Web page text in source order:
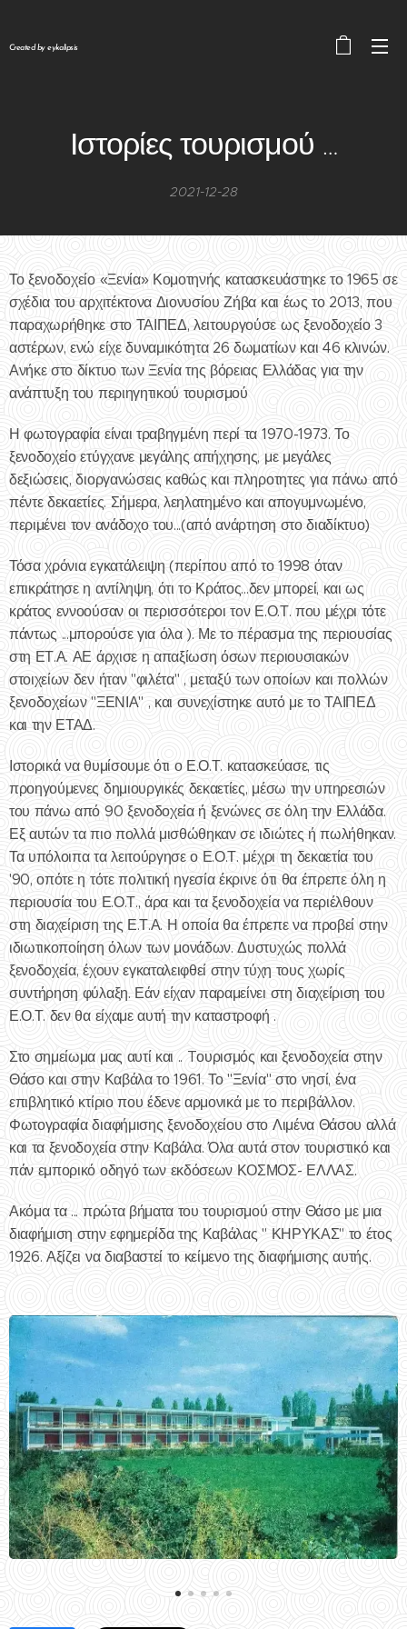
Created by eykalipsis
Ιστορίες τουρισμού …
2021-12-28
Το ξενοδοχείο «Ξενία» Κομοτηνής κατασκευάστηκε το 1965 σε
σχέδια του αρχιτέκτονα Διονυσίου Ζήβα και έως το 2013, που
παραχωρήθηκε στο ΤΑΙΠΕΔ, λειτουργούσε ως ξενοδοχείο 3
αστέρων, ενώ είχε δυναμικότητα 26 δωματίων και 46 κλινών.
Ανήκε στο δίκτυο των Ξενία της βόρειας Ελλάδας για την
ανάπτυξη του περιηγητικού τουρισμού
Η φωτογραφία είναι τραβηγμένη περί τα 1970-1973. Το
ξενοδοχείο ετύγχανε μεγάλης απήχησης, με μεγάλες
δεξιώσεις, διοργανώσεις καθώς και πληροτητες για πάνω από
πέντε δεκαετίες. Σήμερα, λεηλατημένο και απογυμνωμένο,
περιμένει τον ανάδοχο του...(από ανάρτηση στο διαδίκτυο)
Τόσα χρόνια εγκατάλειψη (περίπου από το 1998 όταν
επικράτησε η αντίληψη, ότι το Κράτος...δεν μπορεί, και ως
κράτος εννοούσαν οι περισσότεροι τον Ε.Ο.Τ. που μέχρι τότε
πάντως ...μπορούσε για όλα ). Με το πέρασμα της περιουσίας
στη ΕΤ.Α. ΑΕ άρχισε η απαξίωση όσων περιουσιακών
στοιχείων δεν ήταν "φιλέτα" , μεταξύ των οποίων και πολλών
ξενοδοχείων "ΞΕΝΙΑ" , και συνεχίστηκε αυτό με το ΤΑΙΠΕΔ
και την ΕΤΑΔ.
Ιστορικά να θυμίσουμε ότι ο Ε.Ο.Τ. κατασκεύασε, τις
προηγούμενες δημιουργικές δεκαετίες, μέσω την υπηρεσιών
του πάνω από 90 ξενοδοχεία ή ξενώνες σε όλη την Ελλάδα.
Εξ αυτών τα πιο πολλά μισθώθηκαν σε ιδιώτες ή πωλήθηκαν.
Τα υπόλοιπα τα λειτούργησε ο Ε.Ο.Τ. μέχρι τη δεκαετία του
'90, οπότε η τότε πολιτική ηγεσία έκρινε ότι θα έπρεπε όλη η
περιουσία του Ε.Ο.Τ., άρα και τα ξενοδοχεία να περιέλθουν
στη διαχείριση της Ε.Τ.Α. Η οποία θα έπρεπε να προβεί στην
ιδιωτικοποίηση όλων των μονάδων. Δυστυχώς πολλά
ξενοδοχεία, έχουν εγκαταλειφθεί στην τύχη τους χωρίς
συντήρηση φύλαξη. Εάν είχαν παραμείνει στη διαχείριση του
Ε.Ο.Τ. δεν θα είχαμε αυτή την καταστροφή .
Στο σημείωμα μας αυτί και .. Tουρισμός και ξενοδοχεία στην
Θάσο και στην Καβάλα το 1961. Το "Ξενία" στο νησί, ένα
επιβλητικό κτίριο που έδενε αρμονικά με το περιβάλλον.
Φωτογραφία διαφήμισης ξενοδοχείου στο Λιμένα Θάσου αλλά
και τα ξενοδοχεία στην Καβάλα. Όλα αυτά στον τουριστικό και
πάν εμπορικό οδηγό των εκδόσεων ΚΟΣΜΟΣ- ΕΛΛΑΣ.
Ακόμα τα ... πρώτα βήματα του τουρισμού στην Θάσο με μια
διαφήμιση στην εφημερίδα της Καβάλας " ΚΗΡΥΚΑΣ" το έτος
1926. Αξίζει να διαβαστεί το κείμενο της διαφήμισης αυτής.